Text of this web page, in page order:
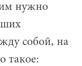
нужно
собой, на
такое: